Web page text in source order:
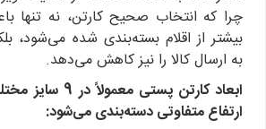
چرا که انتخاب صحیح کارتن، نه
بیشتر از اقلام بسته‌بندی شده می‌شود،
به ارسال کالا را نیز کاهش می‌دهد.
ابعاد کارتن
ارتفاع متفاوتی دسته‌بندی می‌شود: